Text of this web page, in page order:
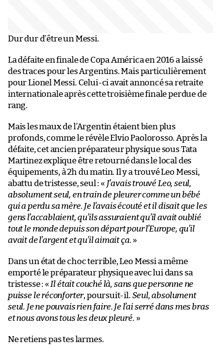
Dur dur d’être un Messi.
La défaite en finale de Copa América en 2016 a laissé
des traces pour les Argentins. Mais particulièrement
pour Lionel Messi. Celui-ci avait annoncé sa retraite
internationale après cette troisième finale perdue de
rang.
Mais les maux de l’Argentin étaient bien plus
profonds, comme le révèle Elvio Paolorosso. Après la
défaite, cet ancien préparateur physique sous Tata
Martinez explique être retourné dans le local des
équipements, à 2h du matin. Il y a trouvé Leo Messi,
abattu de tristesse, seul : « J’avais trouvé Leo, seul,
absolument seul, en train de pleurer comme un bébé
qui a perdu sa mère. Je l’avais écouté et il disait que les
gens l’accablaient, qu’ils assuraient qu’il avait oublié
tout le monde depuis son départ pour l’Europe, qu’il
avait de l’argent et qu’il aimait ça. »
Dans un état de choc terrible, Leo Messi a même
emporté le préparateur physique avec lui dans sa
tristesse : « Il était couché là, sans que personne ne
puisse le réconforter, poursuit-il. Seul, absolument
seul. Je ne pouvais rien faire. Je l’ai serré dans mes bras
et nous avons tous les deux pleuré. »
Ne retiens pas tes larmes.